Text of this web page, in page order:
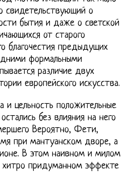
свидетельствующий о
бытия и даже о светской
от старого
благочестия предыдущих
формальными
различие двух
европейского искусства.
и цельность положительные
без влияния на него
Вероятно, Фети,
при мантуанском дворе, а
В этом наивном и милом
придуманном эффекте